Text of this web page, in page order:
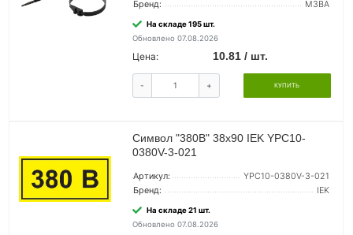
Бренд: МЗВА
На складе 195 шт.
Обновлено 07.08.2026
Цена: 10.81 / шт.
- + КУПИТЬ
Символ "380В" 38х90 IEK YPC10-
0380V-3-021
Артикул:
YPC10-0380V-3-021
Бренд:
IEK
На складе 21 шт.
Обновлено 07.08.2026